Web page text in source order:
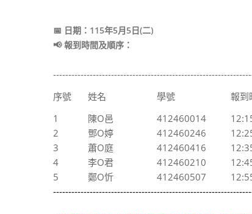
📅 日期： 115年5月5日(二)
📢 報到時間及順序：
[依亂數
序號
姓名 學號 報到
1
陳O邑 412460014
2
鄧O婷 412460246
3
蕭O庭 412460416
4
李O君 412460210
5
鄭O忻 412460507